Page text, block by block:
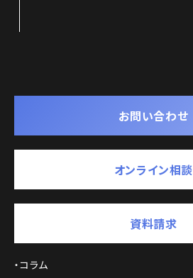
お問い合わせ
オンライン相談
資料請求
コラム